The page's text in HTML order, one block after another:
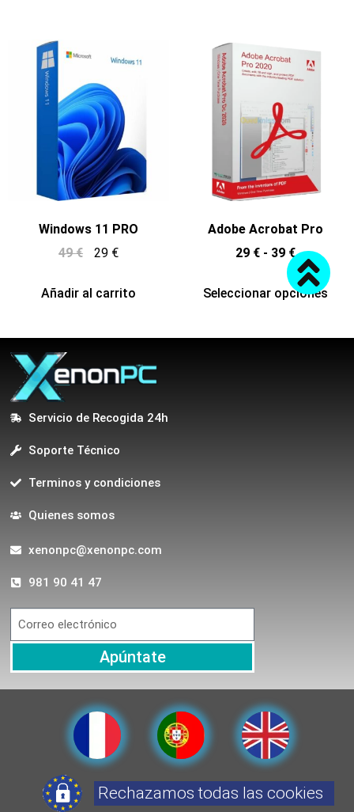
Windows 11 PRO
49€ 29 €
Añadir al carrito
Adobe Acrobat Pro
29 € - 39 €
Seleccionar opciones
Servicio de Recogida 24h
Soporte Técnico
Terminos y condiciones
Quienes somos
xenonpc@xenonpc.com
981 90 41 47
Apúntate
Rechazamos todas las cookies